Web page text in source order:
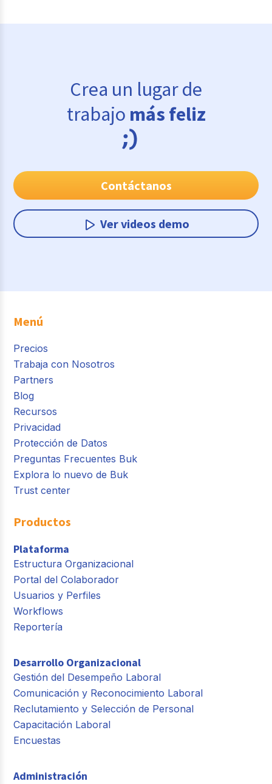
Crea un lugar de
trabajo más feliz
Contáctanos
Ver videos demo
Menú
Precios
Trabaja con Nosotros
Partners
Blog
Recursos
Privacidad
Protección de Datos
Preguntas Frecuentes Buk
Explora lo nuevo de Buk
Trust center
Productos
Plataforma
Estructura Organizacional
Portal del Colaborador
Usuarios y Perfiles
Workflows
Reportería
Desarrollo Organizacional
Gestión del Desempeño Laboral
Comunicación y Reconocimiento Laboral
Reclutamiento y Selección de Personal
Capacitación Laboral
Encuestas
Administración